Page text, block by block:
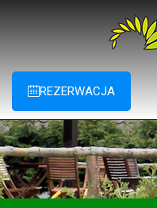
REZERWACJA